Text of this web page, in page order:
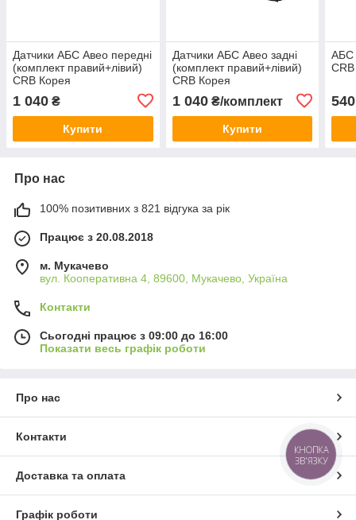
Датчики АБС Авео передні
(комплект правий+лівий)
CRB Корея
1 040 ₴
Купити
Датчики АБС Авео задні
(комплект правий+лівий)
CRB Корея
1 040₴/комплект
Купити
АБС
540
Про нас
100% позитивних з 821 відгука за рік
Працює з 20.08.2018
м. Мукачево
вул. Кооперативна 4, 89600, Мукачево, Україна
Контакти
Сьогодні працює з 09:00 до 16:00
Показати весь графік роботи
Про нас
Контакти
Доставка та оплата
Графік роботи
КНОПКА
ЗВ'ЯЗКУ